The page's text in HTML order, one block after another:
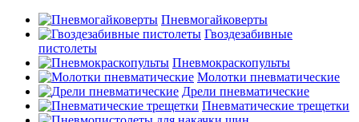
Пневмогайковерты
Гвоздезабивные
пистолеты
Пневмокраскопульты
Молотки пневматические
Дрели пневматические
Пневматические трещетки